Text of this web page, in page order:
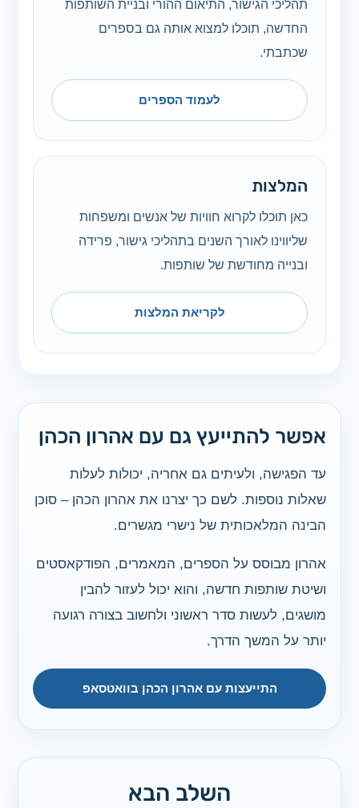
תהליכי הגישור, התיאום ההורי ובניית השותפות
החדשה, תוכלו למצוא אותה גם בספרים
שכתבתי.
לעמוד הספרים
המלצות
כאן תוכלו לקרוא חוויות של אנשים ומשפחות
שליווינו לאורך השנים בתהליכי גישור, פרידה
ובנייה מחודשת של שותפות.
לקריאת המלצות
אפשר להתייעץ גם עם אהרון הכהן
עד הפגישה, ולעיתים גם אחריה, יכולות לעלות
שאלות נוספות. לשם כך יצרנו את אהרון הכהן – סוכן
הבינה המלאכותית של נישרי מגשרים.
אהרון מבוסס על הספרים, המאמרים, הפודקאסטים
ושיטת שותפות חדשה, והוא יכול לעזור להבין
מושגים, לעשות סדר ראשוני ולחשוב בצורה רגועה
יותר על המשך הדרך.
התייעצות עם אהרון הכהן בוואטסאפ
השלב הבא